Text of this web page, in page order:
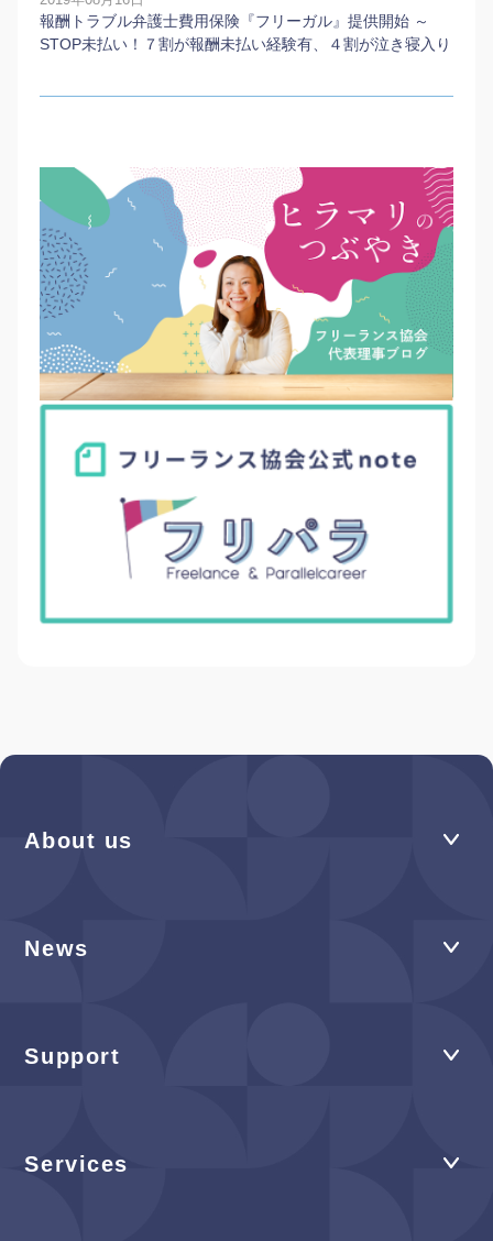
報酬トラブル弁護士費用保険『フリーガル』提供開始 ～
STOP未払い！７割が報酬未払い経験有、４割が泣き寝入り
About us
News
Support
Services